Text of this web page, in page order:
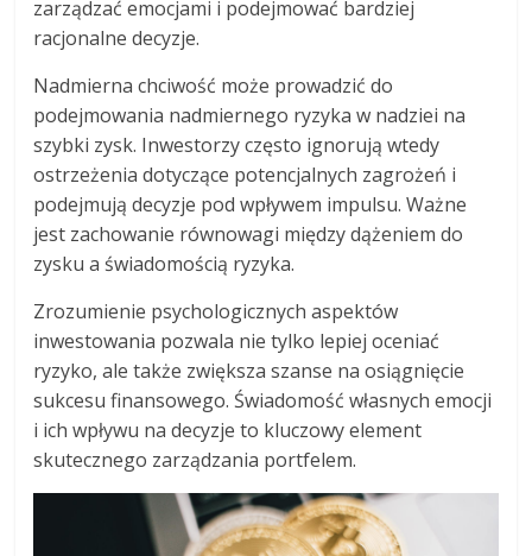
zarządzać emocjami i podejmować bardziej
racjonalne decyzje.
Nadmierna chciwość może prowadzić do
podejmowania nadmiernego ryzyka w nadziei na
szybki zysk. Inwestorzy często ignorują wtedy
ostrzeżenia dotyczące potencjalnych zagrożeń i
podejmują decyzje pod wpływem impulsu. Ważne
jest zachowanie równowagi między dążeniem do
zysku a świadomością ryzyka.
Zrozumienie psychologicznych aspektów
inwestowania pozwala nie tylko lepiej oceniać
ryzyko, ale także zwiększa szanse na osiągnięcie
sukcesu finansowego. Świadomość własnych emocji
i ich wpływu na decyzje to kluczowy element
skutecznego zarządzania portfelem.